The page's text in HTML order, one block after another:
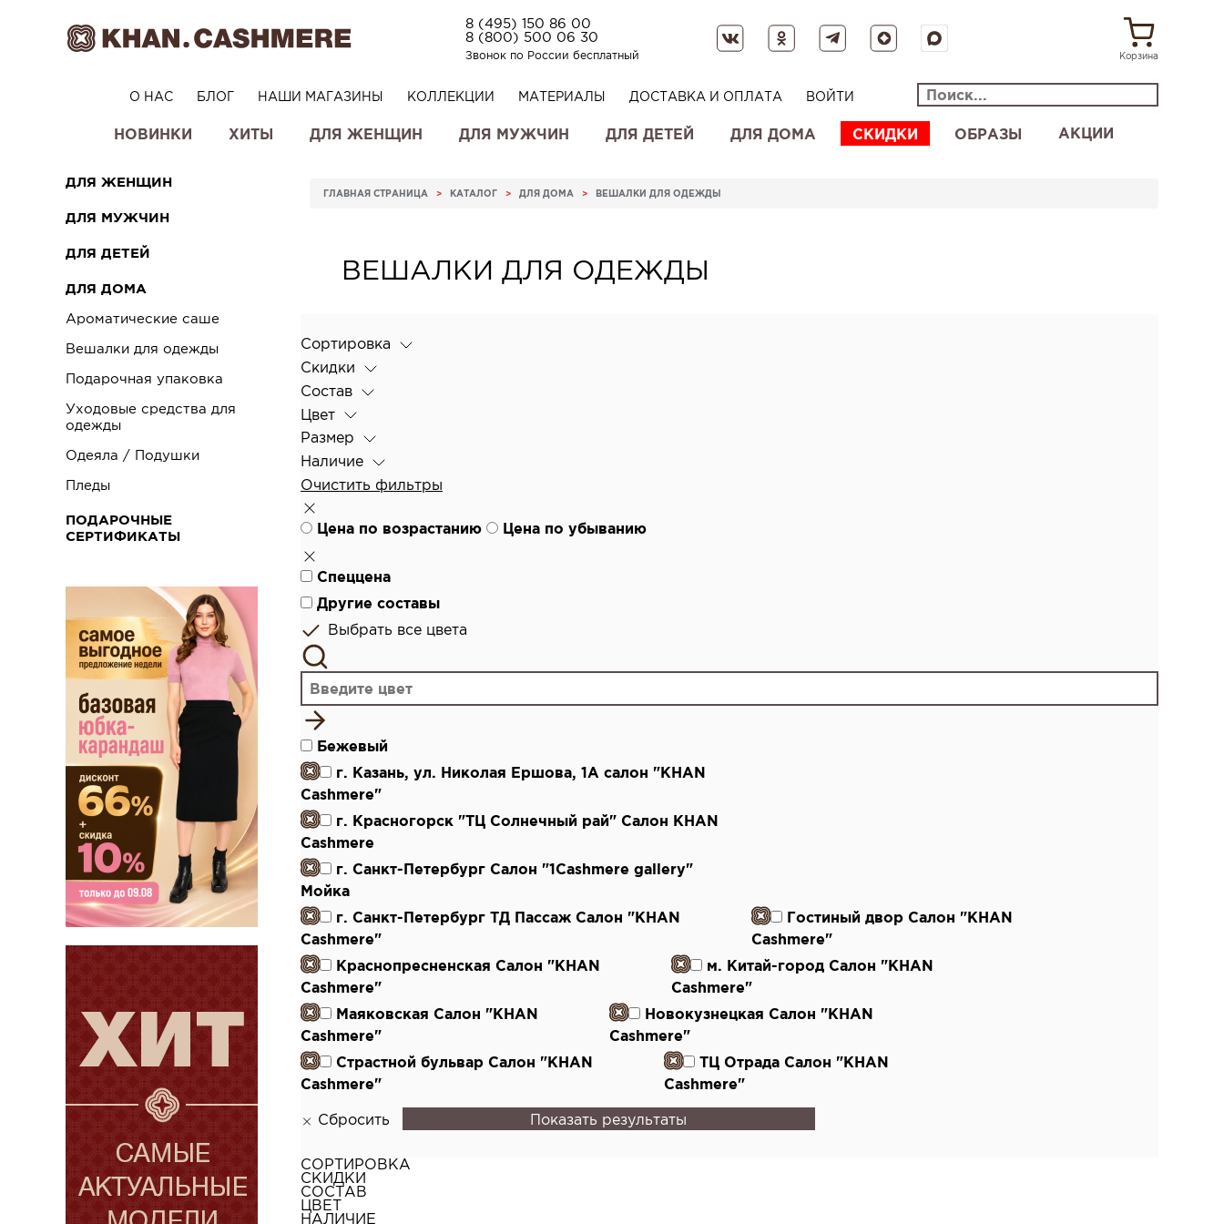
8 (495) 150 86 00
8 (800) 500 06 30
Звонок по России бесплатный Корзина
О НАС БЛОГ НАШИ МАГАЗИНЫ КОЛЛЕКЦИИ МАТЕРИАЛЫ ДОСТАВКА И ОПЛАТА ВОЙТИ
НОВИНКИ ХИТЫ ДЛЯ ЖЕНЩИН ДЛЯ МУЖЧИН ДЛЯ ДЕТЕЙ ДЛЯ ДОМА СКИДКИ ОБРАЗЫ АКЦИИ
ДЛЯ ЖЕНЩИН
ДЛЯ МУЖЧИН
ДЛЯ ДЕТЕЙ
ДЛЯ ДОМА
Ароматические саше
Вешалки для одежды
Подарочная упаковка
Уходовые средства для
одежды
Одеяла / Подушки
Пледы
ПОДАРОЧНЫЕ
СЕРТИФИКАТЫ
ГЛАВНАЯ СТРАНИЦА > КАТАЛОГ > ДЛЯ ДОМА > ВЕШАЛКИ ДЛЯ ОДЕЖДЫ
ВЕШАЛКИ ДЛЯ ОДЕЖДЫ
Сортировка
Скидки
Состав
Цвет
Размер
Наличие
Очистить фильтры
Цена по возрастанию Цена по убыванию
Спеццена
Другие составы
Выбрать все цвета
Бежевый
г. Казань, ул. Николая Ершова, 1А салон "KHAN
Cashmere"
г. Красногорск "ТЦ Солнечный рай" Салон KHAN
Cashmere
г. Санкт-Петербург Салон "1Cashmere gallery"
Мойка
г. Санкт-Петербург ТД Пассаж Салон "KHAN
Cashmere"
Гостиный двор Салон "KHAN
Cashmere"
Краснопресненская Салон "KHAN
Cashmere"
м. Китай-город Салон "KHAN
Cashmere"
Маяковская Салон "KHAN
Cashmere"
Новокузнецкая Салон "KHAN
Cashmere"
Страстной бульвар Салон "KHAN
Cashmere"
ТЦ Отрада Салон "KHAN
Cashmere"
Сбросить Показать результаты
СОРТИРОВКА
СКИДКИ
СОСТАВ
ЦВЕТ
НАЛИЧИЕ